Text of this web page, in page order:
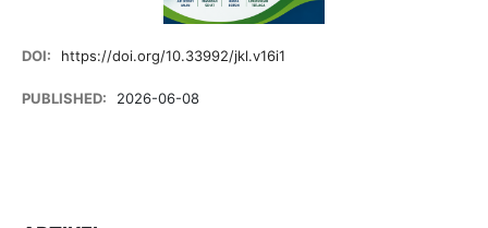
DOI: https://doi.org/10.33992/jkl.v16i1
PUBLISHED: 2026-06-08